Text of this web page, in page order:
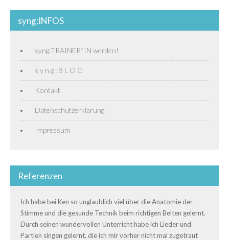
syng:INFOS
syng:TRAINER*IN werden!
s y n g : B L O G
Kontakt
Datenschutzerklärung
Impressum
Referenzen
Ich habe bei Ken so unglaublich viel über die Anatomie der
Stimme und die gesunde Technik beim richtigen Belten gelernt.
Durch seinen wundervollen Unterricht habe ich Lieder und
Partien singen gelernt, die ich mir vorher nicht mal zugetraut